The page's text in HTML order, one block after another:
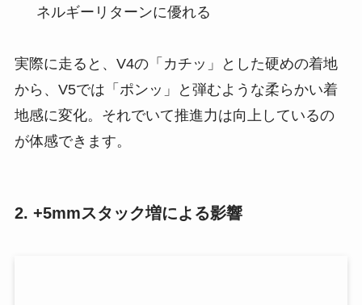
ネルギーリターンに優れる
実際に走ると、V4の「カチッ」とした硬めの着地
から、V5では「ポンッ」と弾むような柔らかい着
地感に変化。それでいて推進力は向上しているの
が体感できます。
2. +5mmスタック増による影響